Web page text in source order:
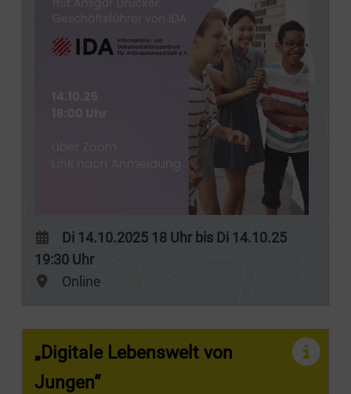
Di 14.10.2025 18 Uhr bis Di 14.10.25
19:30 Uhr
Online
„Digitale Lebenswelt von
Jungen“